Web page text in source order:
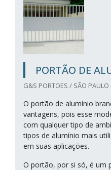
PORTÃO DE
G&S PORTOES / SÃO PAULO
O portão de alumínio
vantagens, pois esse
com qualquer tipo de
tipos de alumínio mais
em suas aplicações.
O portão, por si só, é um